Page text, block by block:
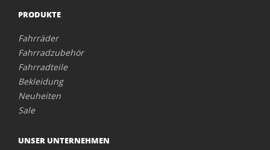
PRODUKTE
Fahrräder
Fahrradzubehör
Fahrradteile
Bekleidung
Neuheiten
Sale
UNSER UNTERNEHMEN